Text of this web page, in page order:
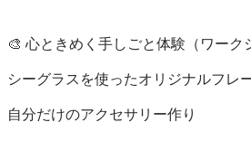
🎨 心ときめく手しごと体験（ワーク
シーグラスを使ったオリジナルフレ
自分だけのアクセサリー作り